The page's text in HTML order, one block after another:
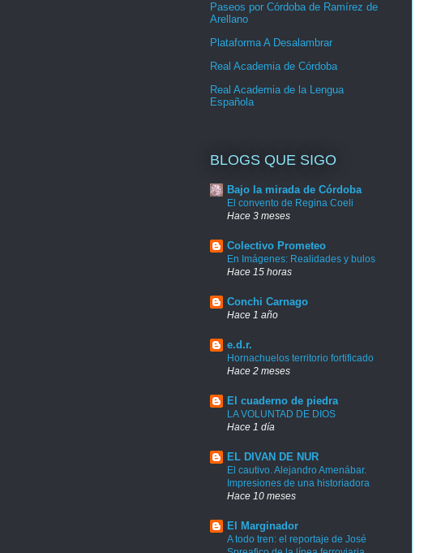
Paseos por Córdoba de Ramírez de
Arellano
Plataforma A Desalambrar
Real Academia de Córdoba
Real Academia de la Lengua
Española
BLOGS QUE SIGO
Bajo la mirada de Córdoba
El convento de Regina Coeli
Hace 3 meses
Colectivo Prometeo
En Imágenes: Realidades y bulos
Hace 15 horas
Conchi Carnago
Hace 1 año
e.d.r.
Hornachuelos territorio fortificado
Hace 2 meses
El cuaderno de piedra
LA VOLUNTAD DE DIOS
Hace 1 día
EL DIVAN DE NUR
El cautivo. Alejandro Amenábar.
Impresiones de una historiadora
Hace 10 meses
El Marginador
A todo tren: el reportaje de José